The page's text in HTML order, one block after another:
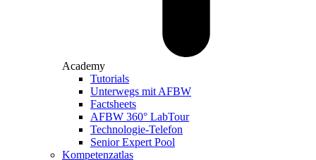
Academy
Tutorials
Unterwegs mit AFBW
Factsheets
AFBW 360° LabTour
Technologie-Telefon
Senior Expert Pool
Kompetenzatlas